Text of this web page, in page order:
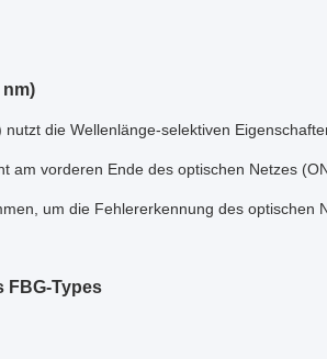
nm)
die Wellenlänge-selektiven
am vorderen Ende des optischen Netzes
um die Fehlererkennung des optischen
FBG-Types